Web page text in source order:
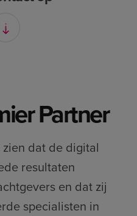
Partner
dat de digital
resultaten
en dat zij
specialisten in